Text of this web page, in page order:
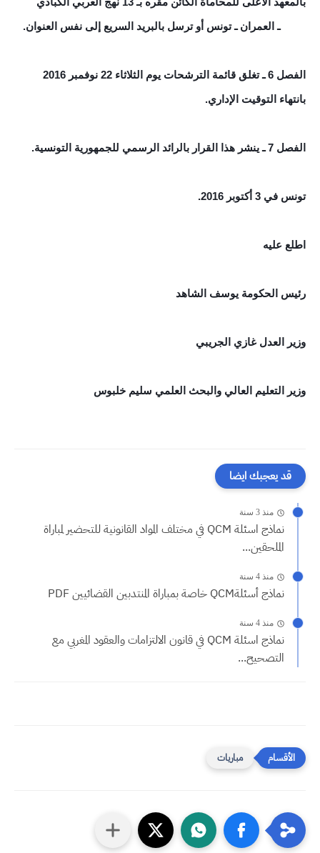
الفصل 6 ـ تغلق قائمة الترشحات يوم الثلاثاء 22 نوفمبر 2016
بانتهاء التوقيت الإداري.
الفصل 7 ـ ينشر هذا القرار بالرائد الرسمي للجمهورية التونسية.
تونس في 3 أكتوبر 2016.
اطلع عليه
رئيس الحكومة يوسف الشاهد
وزير العدل غازي الجريبي
وزير التعليم العالي والبحث العلمي سليم خلبوس
قد يعجبك ايضا
منذ 3 سنة
نماذج اسئلة QCM في مختلف المواد القانونية للتحضير لمباراة
الملحقين...
منذ 4 سنة
نماذج أسئلةQCM خاصة بمباراة المنتدبين القضائيين PDF
منذ 4 سنة
نماذج اسئلة QCM في قانون الالتزامات والعقود المغربي مع
التصحيح...
مباريات